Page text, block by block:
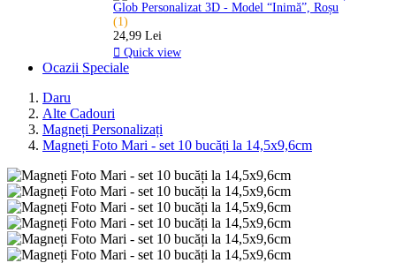
Glob Personalizat 3D - Model “Inimă”, Roșu
(1)
24,99 Lei
 Quick view
Ocazii Speciale
Daru
Alte Cadouri
Magneți Personalizați
Magneți Foto Mari - set 10 bucăți la 14,5x9,6cm